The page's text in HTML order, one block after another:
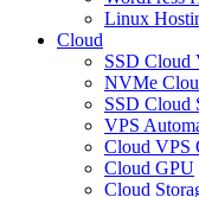
Linux
Cloud
SSD Cloud
NVMe
SSD Cloud
VPS
Cloud VPS
Cloud GPU
Cloud